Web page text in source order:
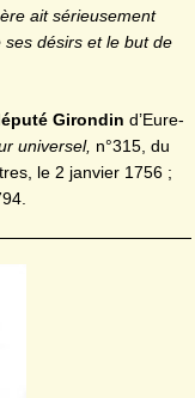
ait sérieusement
ses désirs et le but de
Girondin d’Eure-
universel, n°315, du
le 2 janvier 1756 ;